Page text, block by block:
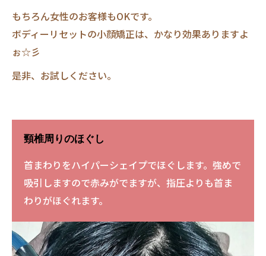
もちろん女性のお客様もOKです。
ボディーリセットの小顔矯正は、かなり効果ありますよ
ぉ☆彡
是非、お試しください。
頸椎周りのほぐし
首まわりをハイパーシェイプでほぐします。強めで
吸引しますので赤みがでますが、指圧よりも首ま
わりがほぐれます。